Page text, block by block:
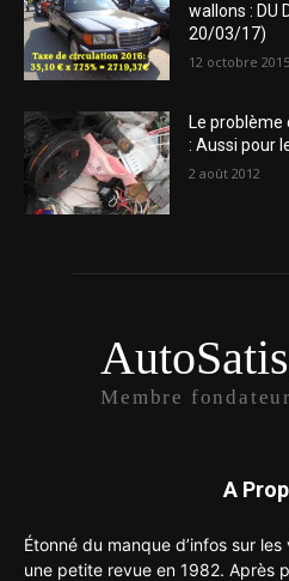
wallons : DU
20/03/17)
12 octobre 2015
Le problème
: Aussi pour
2 août 2012
Membre
A
Étonné du manque d’infos sur
une petite revue en 1982. Après